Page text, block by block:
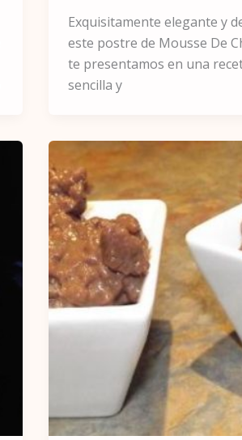
Exquisitamente elegante y
este postre de Mousse De
te presentamos en una
sencilla y